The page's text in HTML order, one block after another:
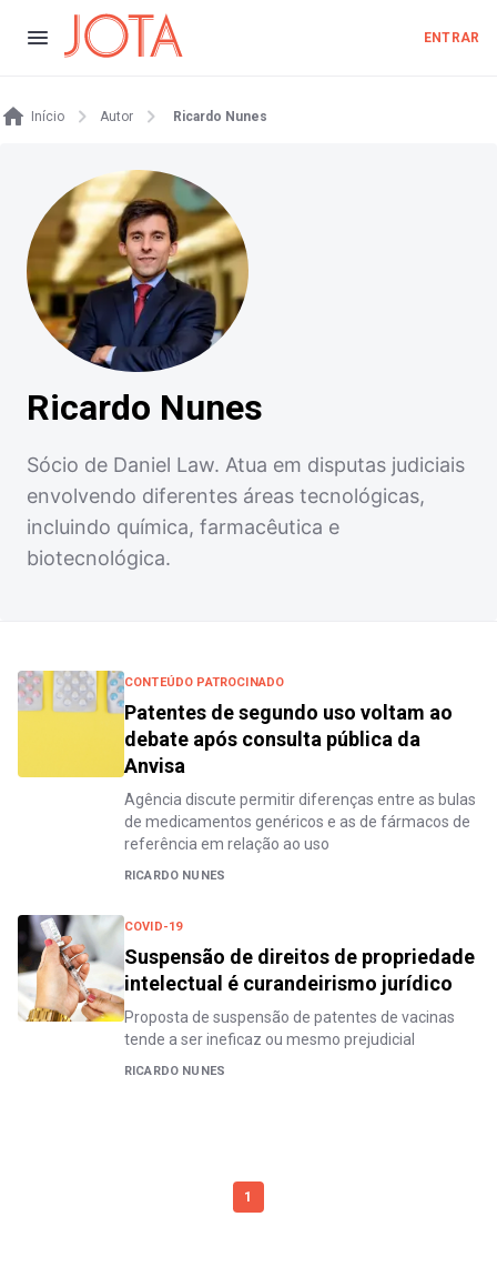
ENTRAR
Início Autor Ricardo Nunes
Ricardo Nunes
Sócio de Daniel Law. Atua em disputas judiciais
envolvendo diferentes áreas tecnológicas,
incluindo química, farmacêutica e
biotecnológica.
CONTEÚDO PATROCINADO
Patentes de segundo uso voltam ao
debate após consulta pública da
Anvisa
Agência discute permitir diferenças entre as bulas
de medicamentos genéricos e as de fármacos de
referência em relação ao uso
RICARDO NUNES
COVID-19
Suspensão de direitos de propriedade
intelectual é curandeirismo jurídico
Proposta de suspensão de patentes de vacinas
tende a ser ineficaz ou mesmo prejudicial
RICARDO NUNES
1